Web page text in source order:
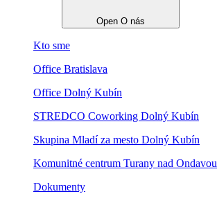
Open O nás
Kto sme
Office Bratislava
Office Dolný Kubín
STREDCO Coworking Dolný Kubín
Skupina Mladí za mesto Dolný Kubín
Komunitné centrum Turany nad Ondavou
Dokumenty